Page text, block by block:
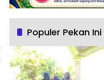
Populer Pekan Ini